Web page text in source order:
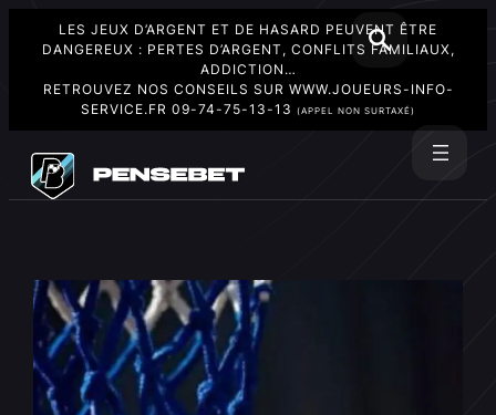
LES JEUX D’ARGENT ET DE HASARD PEUVENT ÊTRE
DANGEREUX : PERTES D’ARGENT, CONFLITS FAMILIAUX,
ADDICTION…
RETROUVEZ NOS CONSEILS SUR WWW.JOUEURS-INFO-
SERVICE.FR 09-74-75-13-13 (APPEL NON SURTAXÉ)
contenu